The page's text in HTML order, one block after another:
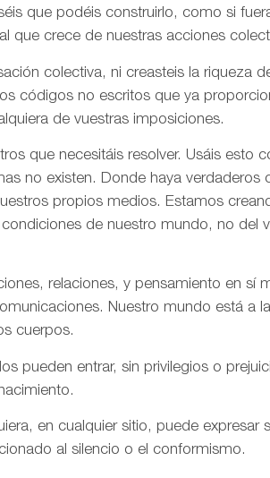
que podéis construirlo, como si
que crece de nuestras acciones
colectiva, ni creasteis la riqueza
códigos no escritos que ya
de vuestras imposiciones.
que necesitáis resolver. Usáis esto
no existen. Donde haya verdaderos
propios medios. Estamos
de nuestro mundo, no del
relaciones, y pensamiento en sí
Nuestro mundo está a
cuerpos.
pueden entrar, sin privilegios o
en cualquier sitio, puede expresar
al silencio o el conformismo.